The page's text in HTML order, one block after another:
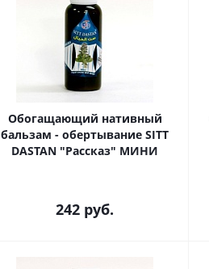
Обогащающий нативный
бальзам - обертывание SITT
DASTAN "Рассказ" МИНИ
242 руб.